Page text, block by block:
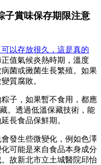
子賞味保存期限注意
以存放很久，這是真的
值氣候炎熱時期，溫度
菌或黴菌生長繁殖。如果
質腐敗。
子，如果暫不食用，都應
。透過低溫保藏技術，能
長食品保鮮期。
發生些微變化，例如色澤
可能是來自食品本身成分
故新北市立土城醫院邱怡